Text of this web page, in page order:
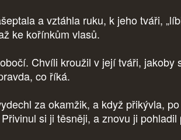
a vztáhla ruku, k jeho tváři,
ke kořínkům vlasů.
Chvíli kroužil v její tváři, jakoby
co říká.
za okamžik, a když přikývla, po
si ji těsněji, a znovu ji pohladil